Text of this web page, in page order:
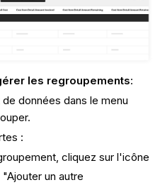
les regroupements:
données dans le menu
:
cliquez sur l'icône
un autre